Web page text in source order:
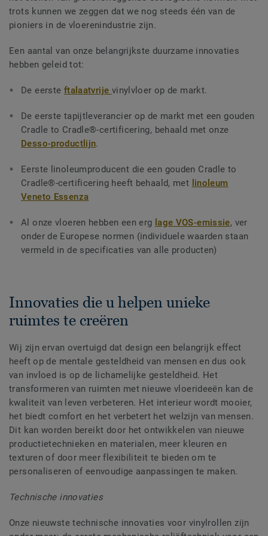
trots kunnen we zeggen dat we nog steeds één van de
pioniers in de vloerenindustrie zijn.
Een aantal van onze belangrijkste duurzame innovaties
hebben geleid tot:
De eerste ftalaatvrije vinylvloer op de markt.
De eerste tapijtleverancier op de markt met een gouden
Cradle to Cradle®-certificering, behaald met onze
Desso-productlijn.
Eerste linoleumproducent die een gouden Cradle to
Cradle®-certificering heeft behaald, met linoleum
Veneto Essenza
Al onze vloeren hebben een erg lage VOS-emissie, ver
onder de Europese normen (individuele waarden staan
vermeld in de specificaties van alle producten)
Innovaties die u helpen unieke
ruimtes te creëren
Wij zijn ervan overtuigd dat design een belangrijk effect
heeft op de mentale gesteldheid van mensen en dus ook
van invloed is op de lichamelijke gesteldheid. Het
transformeren van ruimten met nieuwe vloerideeën kan de
kwaliteit van leven verbeteren. Het interieur wordt mooier,
het biedt comfort en het verbetert het welzijn van mensen.
Dit kan worden bereikt door het ontwikkelen van nieuwe
productietechnieken en materialen, meer kleuren en
texturen of door meer flexibiliteit te bieden om te
personaliseren of eenvoudige aanpassingen te maken.
Technische innovaties
Onze nieuwste technische innovaties voor vinylrollen zijn